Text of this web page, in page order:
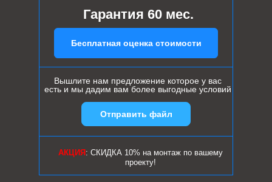
Гарантия 60 мес.
Бесплатная оценка стоимости
Вышлите нам предложение которое у вас
есть и мы дадим вам более выгодные условий
АКЦИЯ : СКИДКА 10% на монтаж по вашему
проекту!
Отправить файл